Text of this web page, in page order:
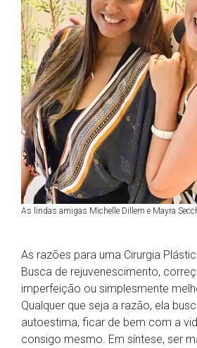
As lindas amigas Michelle Dillem e Mayra
As razões para uma Cirurgia
Busca de rejuvenescimento,
imperfeição ou simplesmente
Qualquer que seja a razão, ela
autoestima, ficar de bem com a
consigo mesmo. Em síntese, ser